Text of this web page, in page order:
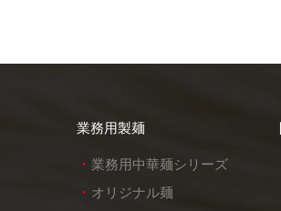
業務用製麺
業務用中華麺シリーズ
オリジナル麺